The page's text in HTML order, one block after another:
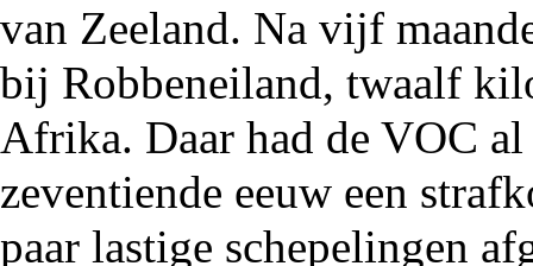
van Zeeland. Na vijf
bij Robbeneiland, twaalf
Afrika. Daar had de VOC
zeventiende eeuw een
paar lastige schepelingen